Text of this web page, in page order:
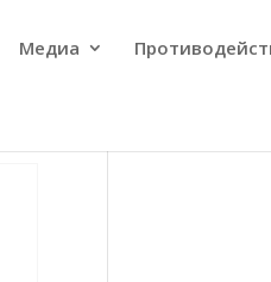
Медиа